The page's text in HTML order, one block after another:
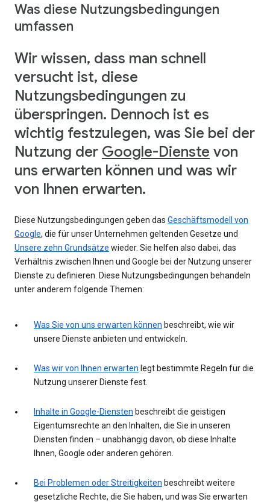
Was diese Nutzungsbedingungen
umfassen
Wir wissen, dass man schnell
versucht ist, diese
Nutzungsbedingungen zu
überspringen. Dennoch ist es
wichtig festzulegen, was Sie bei der
Nutzung der Google-Dienste von
uns erwarten können und was wir
von Ihnen erwarten.
Diese Nutzungsbedingungen geben das Geschäftsmodell von
Google, die für unser Unternehmen geltenden Gesetze und
Unsere zehn Grundsätze wieder. Sie helfen also dabei, das
Verhältnis zwischen Ihnen und Google bei der Nutzung unserer
Dienste zu definieren. Diese Nutzungsbedingungen behandeln
unter anderem folgende Themen:
Was Sie von uns erwarten können beschreibt, wie wir
unsere Dienste anbieten und entwickeln.
Was wir von Ihnen erwarten legt bestimmte Regeln für die
Nutzung unserer Dienste fest.
Inhalte in Google-Diensten beschreibt die geistigen
Eigentumsrechte an den Inhalten, die Sie in unseren
Diensten finden – unabhängig davon, ob diese Inhalte
Ihnen, Google oder anderen gehören.
Bei Problemen oder Streitigkeiten beschreibt weitere
gesetzliche Rechte, die Sie haben, und was Sie erwarten